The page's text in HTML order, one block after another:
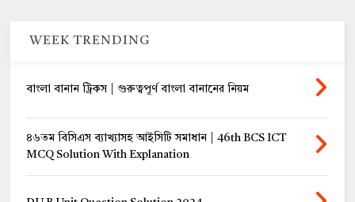
WEEK TRENDING
বাংলা বানান ট্রিকস | গুরুত্বপূর্ণ বাংলা বানানের নিয়ম
৪৬তম বিসিএস ব্যাখ্যাসহ আইসিটি সমাধান | 46th BCS ICT
MCQ Solution With Explanation